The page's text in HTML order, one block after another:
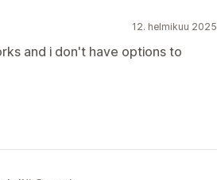
12. helmikuu 2025
and i don't have options to